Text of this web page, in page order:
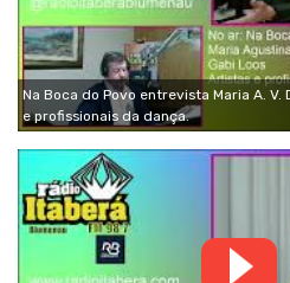
Na Boca do Povo entrevista Maria A.
e profissionais da dança.